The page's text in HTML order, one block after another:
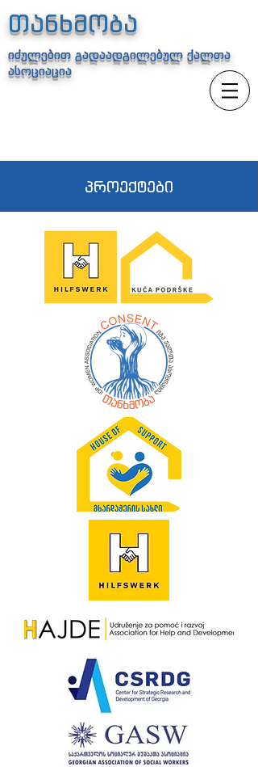
თანხმობა
იძულებით გადაადგილებულ ქალთა
ასოციაცია
პროექტები